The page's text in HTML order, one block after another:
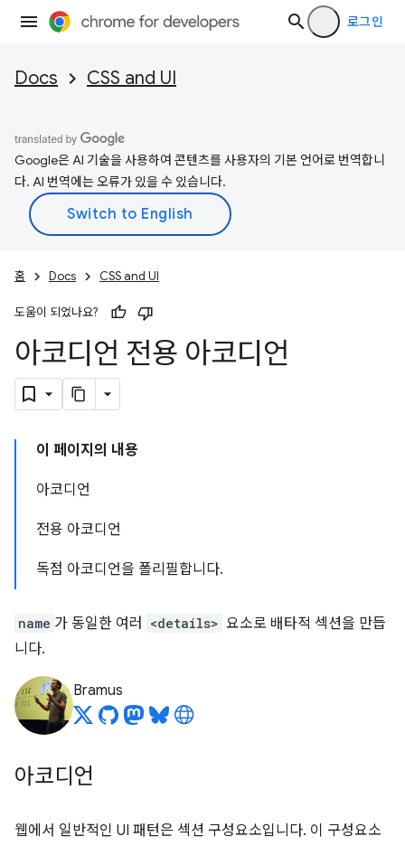
로그인
Docs CSS and UI
Google은 AI 기술을 사용하여 콘텐츠를 사용자의 기본 언어로 번역합니
다. AI 번역에는 오류가 있을 수 있습니다.
홈 Docs CSS and UI
도움이 되었나요?
아코디언 전용 아코디언
이 페이지의 내용
아코디언
전용 아코디언
독점 아코디언을 폴리필합니다.
name 가 동일한 여러 <details> 요소로 배타적 섹션을 만듭
니다.
Bramus
아코디언
웹에서 일반적인 UI 패턴은 섹션 구성요소입니다. 이 구성요소